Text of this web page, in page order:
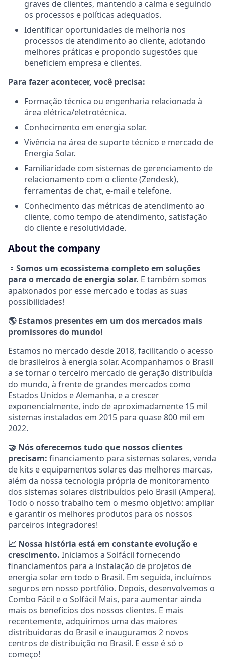
graves de clientes, mantendo a calma e seguindo
os processos e políticas adequados.
Identificar oportunidades de melhoria nos
processos de atendimento ao cliente, adotando
melhores práticas e propondo sugestões que
beneficiem empresa e clientes.
Para fazer acontecer, você precisa:
Formação técnica ou engenharia relacionada à
área elétrica/eletrotécnica.
Conhecimento em energia solar.
Vivência na área de suporte técnico e mercado de
Energia Solar.
Familiaridade com sistemas de gerenciamento de
relacionamento com o cliente (Zendesk),
ferramentas de chat, e-mail e telefone.
Conhecimento das métricas de atendimento ao
cliente, como tempo de atendimento, satisfação
do cliente e resolutividade.
About the company
🔅Somos um ecossistema completo em soluções
para o mercado de energia solar. E também somos
apaixonados por esse mercado e todas as suas
possibilidades!
🌎Estamos presentes em um dos mercados mais
promissores do mundo!
Estamos no mercado desde 2018, facilitando o acesso
de brasileiros à energia solar. Acompanhamos o Brasil
a se tornar o terceiro mercado de geração distribuída
do mundo, à frente de grandes mercados como
Estados Unidos e Alemanha, e a crescer
exponencialmente, indo de aproximadamente 15 mil
sistemas instalados em 2015 para quase 800 mil em
2022.
🤝 Nós oferecemos tudo que nossos clientes
precisam: financiamento para sistemas solares, venda
de kits e equipamentos solares das melhores marcas,
além da nossa tecnologia própria de monitoramento
dos sistemas solares distribuídos pelo Brasil (Ampera).
Todo o nosso trabalho tem o mesmo objetivo: ampliar
e garantir os melhores produtos para os nossos
parceiros integradores!
📈 Nossa história está em constante evolução e
crescimento. Iniciamos a Solfácil fornecendo
financiamentos para a instalação de projetos de
energia solar em todo o Brasil. Em seguida, incluímos
seguros em nosso portfólio. Depois, desenvolvemos o
Combo Fácil e o Solfácil Mais, para aumentar ainda
mais os benefícios dos nossos clientes. E mais
recentemente, adquirimos uma das maiores
distribuidoras do Brasil e inauguramos 2 novos
centros de distribuição no Brasil. E esse é só o
começo!